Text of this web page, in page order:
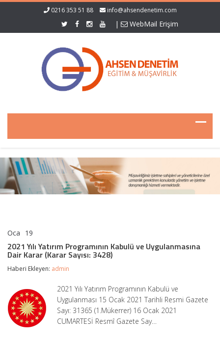
0216 353 51 88 info@ahsendenetim.com
| WebMail Erişim
Oca 19
Yatırım
Programının
Kabulü
Karar
(Karar
Sayısı:
3428)
2021 Yılı Yatırım Programının Kabulü ve Uygulanmasına
Dair Karar (Karar Sayısı: 3428)
Haberi Ekleyen: admin
2021 Yılı Yatırım Programının Kabulü ve
Uygulanması 15 Ocak 2021 Tarihli Resmi Gazete
Sayı: 31365 (1.Mükerrer) 16 Ocak 2021
CUMARTESİ Resmî Gazete Say…